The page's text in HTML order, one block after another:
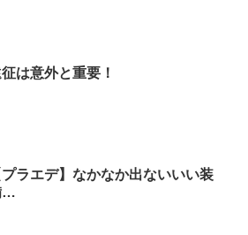
は意外と重要！
プラエデ】なかなか出ないいい装
…